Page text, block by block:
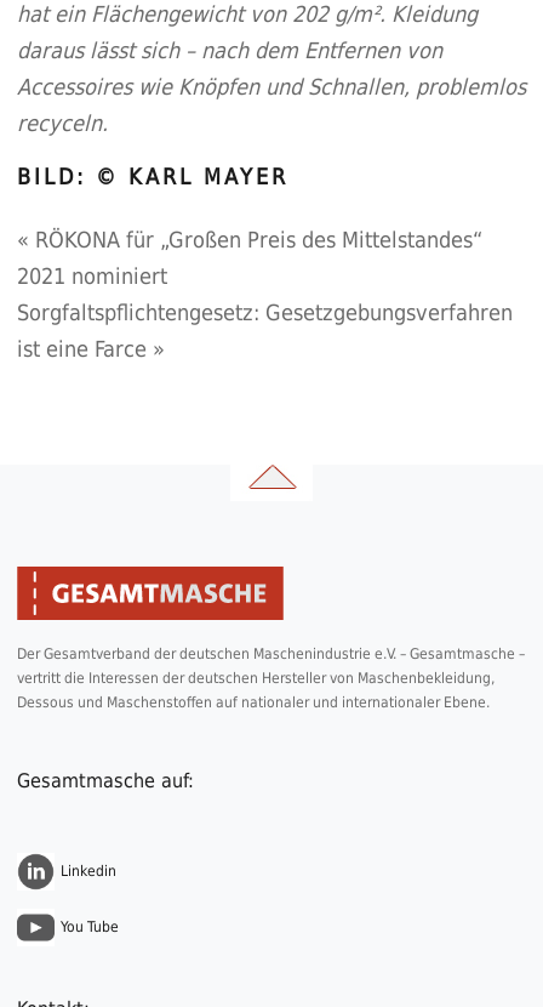
hat ein Flächengewicht von 202 g/m². Kleidung
daraus lässt sich – nach dem Entfernen von
Accessoires wie Knöpfen und Schnallen, problemlos
recyceln.
BILD: © KARL MAYER
« RÖKONA für „Großen Preis des Mittelstandes“
2021 nominiert
Sorgfaltspflichtengesetz: Gesetzgebungsverfahren
ist eine Farce »
Der Gesamtverband der deutschen Maschenindustrie e.V. – Gesamtmasche –
vertritt die Interessen der deutschen Hersteller von Maschenbekleidung,
Dessous und Maschenstoffen auf nationaler und internationaler Ebene.
Gesamtmasche auf:
Linkedin
You Tube